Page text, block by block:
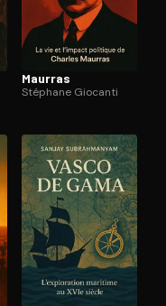
Maurras
Stéphane Giocanti